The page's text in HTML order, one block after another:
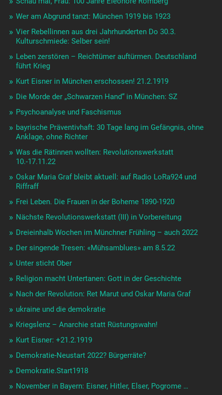
Wer am Abgrund tanzt: München 1919 bis 1923
Vier Rebellinnen aus drei Jahrhunderten Do 30.3.
Kulturschmiede: Selber sein!
Leben zerstören – Reichtümer auftürmen. Deutschland
führt Krieg
Kurt Eisner in München erschossen! 21.2.1919
Die Morde der „Schwarzen Hand“ in München: SZ
Psychoanalyse und Faschismus
bayrische Präventivhaft: 30 Tage lang im Gefängnis, ohne
Anklage, ohne Richter
Was die Rätinnen wollten: Revolutionswerkstatt
10.-17.11.22
Oskar Maria Graf bleibt aktuell: auf Radio LoRa924 und
Riffraff
Frei Leben. Die Frauen in der Boheme 1890-1920
Nächste Revolutionswerkstatt (III) in Vorbereitung
Dreieinhalb Wochen im Münchner Frühling – auch 2022
Der singende Tresen: «Mühsamblues» am 8.5.22
Unter sticht Ober
Religion macht Untertanen: Gott in der Geschichte
Nach der Revolution: Ret Marut und Oskar Maria Graf
ukraine und die demokratie
Kriegslenz – Anarchie statt Rüstungswahn!
Kurt Eisner: +21.2.1919
Demokratie-Neustart 2022? Bürgerräte?
Demokratie.Start1918
November in Bayern: Eisner, Hitler, Elser, Pogrome …